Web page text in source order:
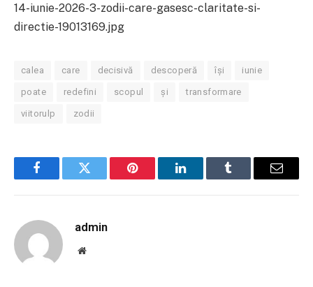
14-iunie-2026-3-zodii-care-gasesc-claritate-si-
directie-19013169.jpg
calea care decisivă descoperă își iunie
poate redefini scopul și transformare
viitorulp zodii
FacebookTwitter Pinterest LinkedInTumblr Email
admin
Website